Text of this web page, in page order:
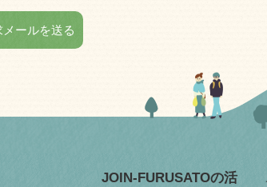
ールを送る
JOIN-FURUSATOの活